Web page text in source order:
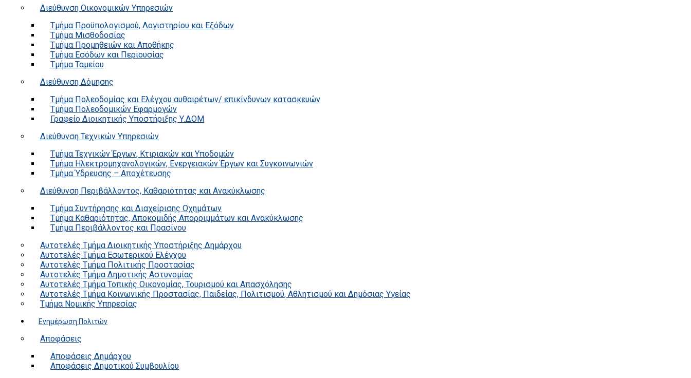
Διεύθυνση Οικονομικών Υπηρεσιών
Τμήμα Προϋπολογισμού, Λογιστηρίου και Εξόδων
Τμήμα Μισθοδοσίας
Τμήμα Προμηθειών και Αποθήκης
Τμήμα Εσόδων και Περιουσίας
Τμήμα Ταμείου
Διεύθυνση Δόμησης
Τμήμα Πολεοδομίας και Ελέγχου αυθαιρέτων/ επικίνδυνων κατασκευών
Τμήμα Πολεοδομικών Εφαρμογών
Γραφείο Διοικητικής Υποστήριξης Υ.ΔΟΜ
Διεύθυνση Τεχνικών Υπηρεσιών
Τμήμα Τεχνικών Έργων, Κτιριακών και Υποδομών
Τμήμα Ηλεκτρομηχανολογικών, Ενεργειακών Έργων και Συγκοινωνιών
Τμήμα Ύδρευσης – Αποχέτευσης
Διεύθυνση Περιβάλλοντος, Καθαριότητας και Ανακύκλωσης
Τμήμα Συντήρησης και Διαχείρισης Οχημάτων
Τμήμα Καθαριότητας, Αποκομιδής Απορριμμάτων και Ανακύκλωσης
Τμήμα Περιβάλλοντος και Πρασίνου
Αυτοτελές Τμήμα Διοικητικής Υποστήριξης Δημάρχου
Αυτοτελές Τμήμα Εσωτερικού Ελέγχου
Αυτοτελές Τμήμα Πολιτικής Προστασίας
Αυτοτελές Τμήμα Δημοτικής Αστυνομίας
Αυτοτελές Τμήμα Τοπικής Οικονομίας, Τουρισμού και Απασχόλησης
Αυτοτελές Τμήμα Κοινωνικής Προστασίας, Παιδείας, Πολιτισμού, Αθλητισμού και Δημόσιας Υγείας
Τμήμα Νομικής Υπηρεσίας
Ενημέρωση Πολιτών
Αποφάσεις
Αποφάσεις Δημάρχου
Αποφάσεις Δημοτικού Συμβουλίου